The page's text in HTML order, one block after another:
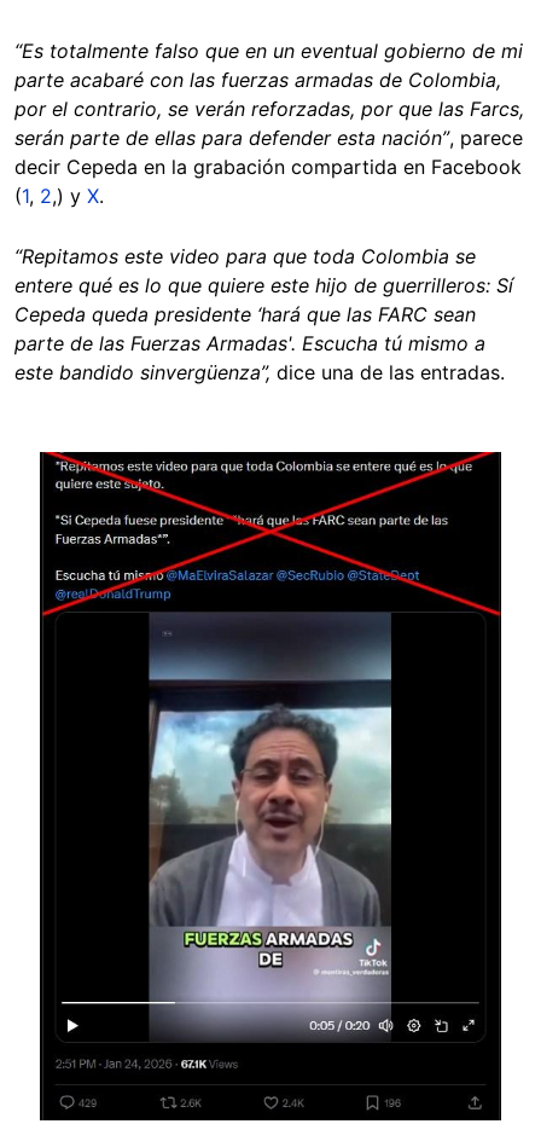
“Es totalmente falso que en un eventual gobierno de mi
parte acabaré con las fuerzas armadas de Colombia,
por el contrario, se verán reforzadas, por que las Farcs,
serán parte de ellas para defender esta nación”, parece
decir Cepeda en la grabación compartida en Facebook
(1, 2,) y X.
“Repitamos este video para que toda Colombia se
entere qué es lo que quiere este hijo de guerrilleros: Sí
Cepeda queda presidente ‘hará que las FARC sean
parte de las Fuerzas Armadas'. Escucha tú mismo a
este bandido sinvergüenza”, dice una de las entradas.
Image